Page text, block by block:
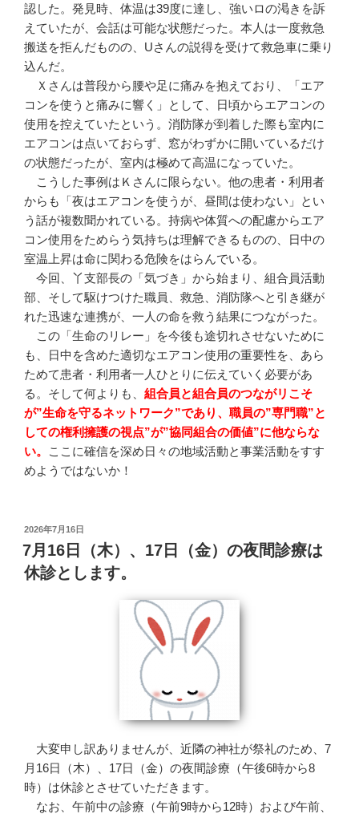
認した。発見時、体温は39度に達し、強いロの渇きを訴
えていたが、会話は可能な状態だった。本人は一度救急
搬送を拒んだものの、Uさんの説得を受けて救急車に乗り
込んだ。
Ｘさんは普段から腰や足に痛みを抱えており、「エア
コンを使うと痛みに響く」として、日頃からエアコンの
使用を控えていたという。消防隊が到着した際も室内に
エアコンは点いておらず、窓がわずかに開いているだけ
の状態だったが、室内は極めて高温になっていた。
こうした事例はＫさんに限らない。他の患者・利用者
からも「夜はエアコンを使うが、昼間は使わない」とい
う話が複数聞かれている。持病や体質への配慮からエア
コン使用をためらう気持ちは理解できるものの、日中の
室温上昇は命に関わる危険をはらんでいる。
今回、丫支部長の「気づき」から始まり、組合員活動
部、そして駆けつけた職員、救急、消防隊へと引き継が
れた迅速な連携が、一人の命を救う結果につながった。
この「生命のリレー」を今後も途切れさせないために
も、日中を含めた適切なエアコン使用の重要性を、あら
ためて患者・利用者一人ひとりに伝えていく必要があ
る。そして何よりも、 組合員と組合員のつながリこそ
が”生命を守るネットワーク”であり、職員の”専門職”と
しての権利擁護の視点”が”協同組合の価値”に他ならな
い。
ここに確信を深め日々の地域活動と事業活動をすす
めようではないか！
投
稿
日:
2026年7月16日
7月16日（木）、17日（金）の夜間診療は
休診とします。
大変申し訳ありませんが、近隣の神社が祭礼のため、7
月16日（木）、17日（金）の夜間診療（午後6時から8
時）は休診とさせていただきます。
なお、午前中の診療（午前9時から12時）および午前、